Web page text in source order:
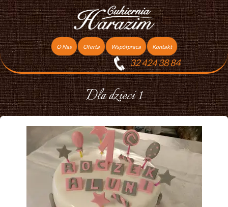
Dla dzieci 1
O Nas Oferta
Torty
Ciasta
Ciasteczka
Podziękowania dla gości
Współpraca
Praca
Kontakt
32 424 38 84